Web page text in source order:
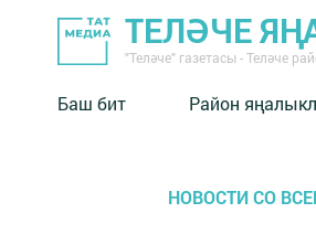
ТЕЛӘЧЕ
"Теләче" газетасы - Теләче
Баш бит Район
НОВОСТИ СО